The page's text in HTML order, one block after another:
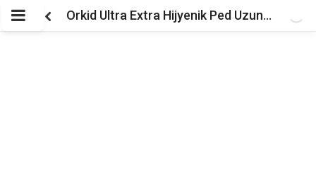
Orkid Ultra Extra Hijyenik Ped Uzun Tekli Paket 7 Ped